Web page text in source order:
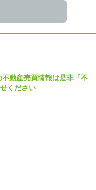
動産売買情報は是非「不
ください